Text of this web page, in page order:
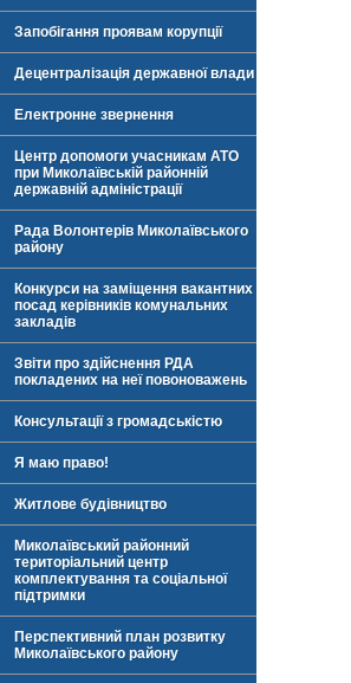
Запобігання проявам корупції
Децентралізація державної влади
Електронне звернення
Центр допомоги учасникам АТО
при Миколаївській районній
державній адміністрації
Рада Волонтерів Миколаївського
району
Конкурси на заміщення вакантних
посад керівників комунальних
закладів
Звіти про здійснення РДА
покладених на неї повоноважень
Консультації з громадськістю
Я маю право!
Житлове будівництво
Миколаївський районний
територіальний центр
комплектування та соціальної
підтримки
Перспективний план розвитку
Миколаївського району